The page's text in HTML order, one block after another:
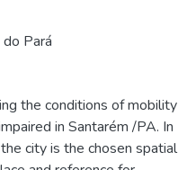
Pará
the conditions of mobility
in Santarém /PA. In
city is the chosen spatial